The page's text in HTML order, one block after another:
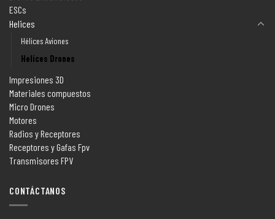
ESCs
Helices
Hélices Aviones
Helices Drones
Impresiones 3D
Materiales compuestos
Micro Drones
Motores
Radios y Receptores
Receptores y Gafas Fpv
Transmisores FPV
CONTÁCTANOS